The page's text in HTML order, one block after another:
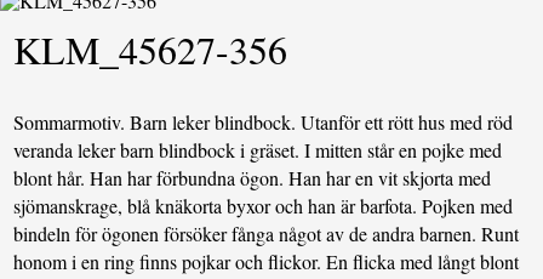
KLM_45627-356
Sommarmotiv. Barn leker blindbock. Utanför ett rött hus med röd
veranda leker barn blindbock i gräset. I mitten står en pojke med
blont hår. Han har förbundna ögon. Han har en vit skjorta med
sjömanskrage, blå knäkorta byxor och han är barfota. Pojken med
bindeln för ögonen försöker fånga något av de andra barnen. Runt
honom i en ring finns pojkar och flickor. En flicka med långt blont